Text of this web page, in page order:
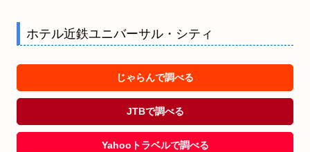
ホテル近鉄ユニバーサル・シティ
じゃらんで調べる
JTBで調べる
Yahooトラベルで調べる